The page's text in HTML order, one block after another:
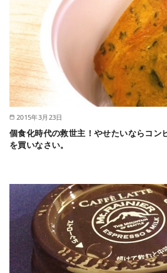
2015年3月23日
個食化時代の救世主！やせたいならコン
を買いなさい。